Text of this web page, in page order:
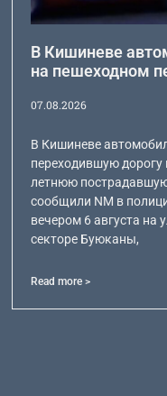
В Кишиневе
на пешеходном
07.08.2026
В Кишиневе
переходившую дорогу
летнюю
сообщили NM в
вечером 6 августа на
секторе Буюканы,
Read more >